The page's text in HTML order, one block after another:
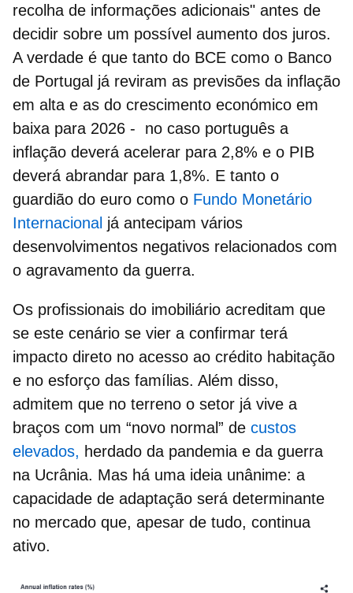
recolha de informações adicionais" antes de
decidir sobre um possível aumento dos juros.
A verdade é que tanto do BCE como o Banco
de Portugal já reviram as previsões da inflação
em alta e as do crescimento económico em
baixa para 2026 - no caso português a
inflação deverá acelerar para 2,8% e o PIB
deverá abrandar para 1,8%. E tanto o
guardião do euro como o Fundo Monetário
Internacional já antecipam vários
desenvolvimentos negativos relacionados com
o agravamento da guerra.
Os profissionais do imobiliário acreditam que
se este cenário se vier a confirmar terá
impacto direto no acesso ao crédito habitação
e no esforço das famílias. Além disso,
admitem que no terreno o setor já vive a
braços com um “novo normal” de custos
elevados, herdado da pandemia e da guerra
na Ucrânia. Mas há uma ideia unânime: a
capacidade de adaptação será determinante
no mercado que, apesar de tudo, continua
ativo.